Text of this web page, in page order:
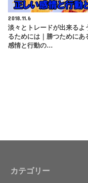
2018.11.6
淡々とトレードが出来るよ
るためには｜勝つためにあ
感情と行動の…
カテゴリー